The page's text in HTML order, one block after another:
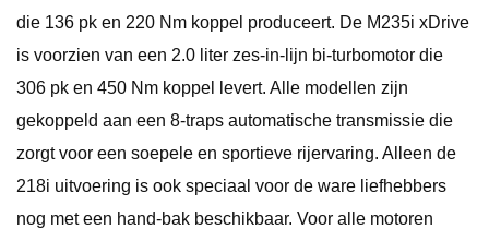
die 136 pk en 220 Nm koppel produceert. De M235i xDrive
is voorzien van een 2.0 liter zes-in-lijn bi-turbomotor die
306 pk en 450 Nm koppel levert. Alle modellen zijn
gekoppeld aan een 8-traps automatische transmissie die
zorgt voor een soepele en sportieve rijervaring. Alleen de
218i uitvoering is ook speciaal voor de ware liefhebbers
nog met een hand-bak beschikbaar. Voor alle motoren